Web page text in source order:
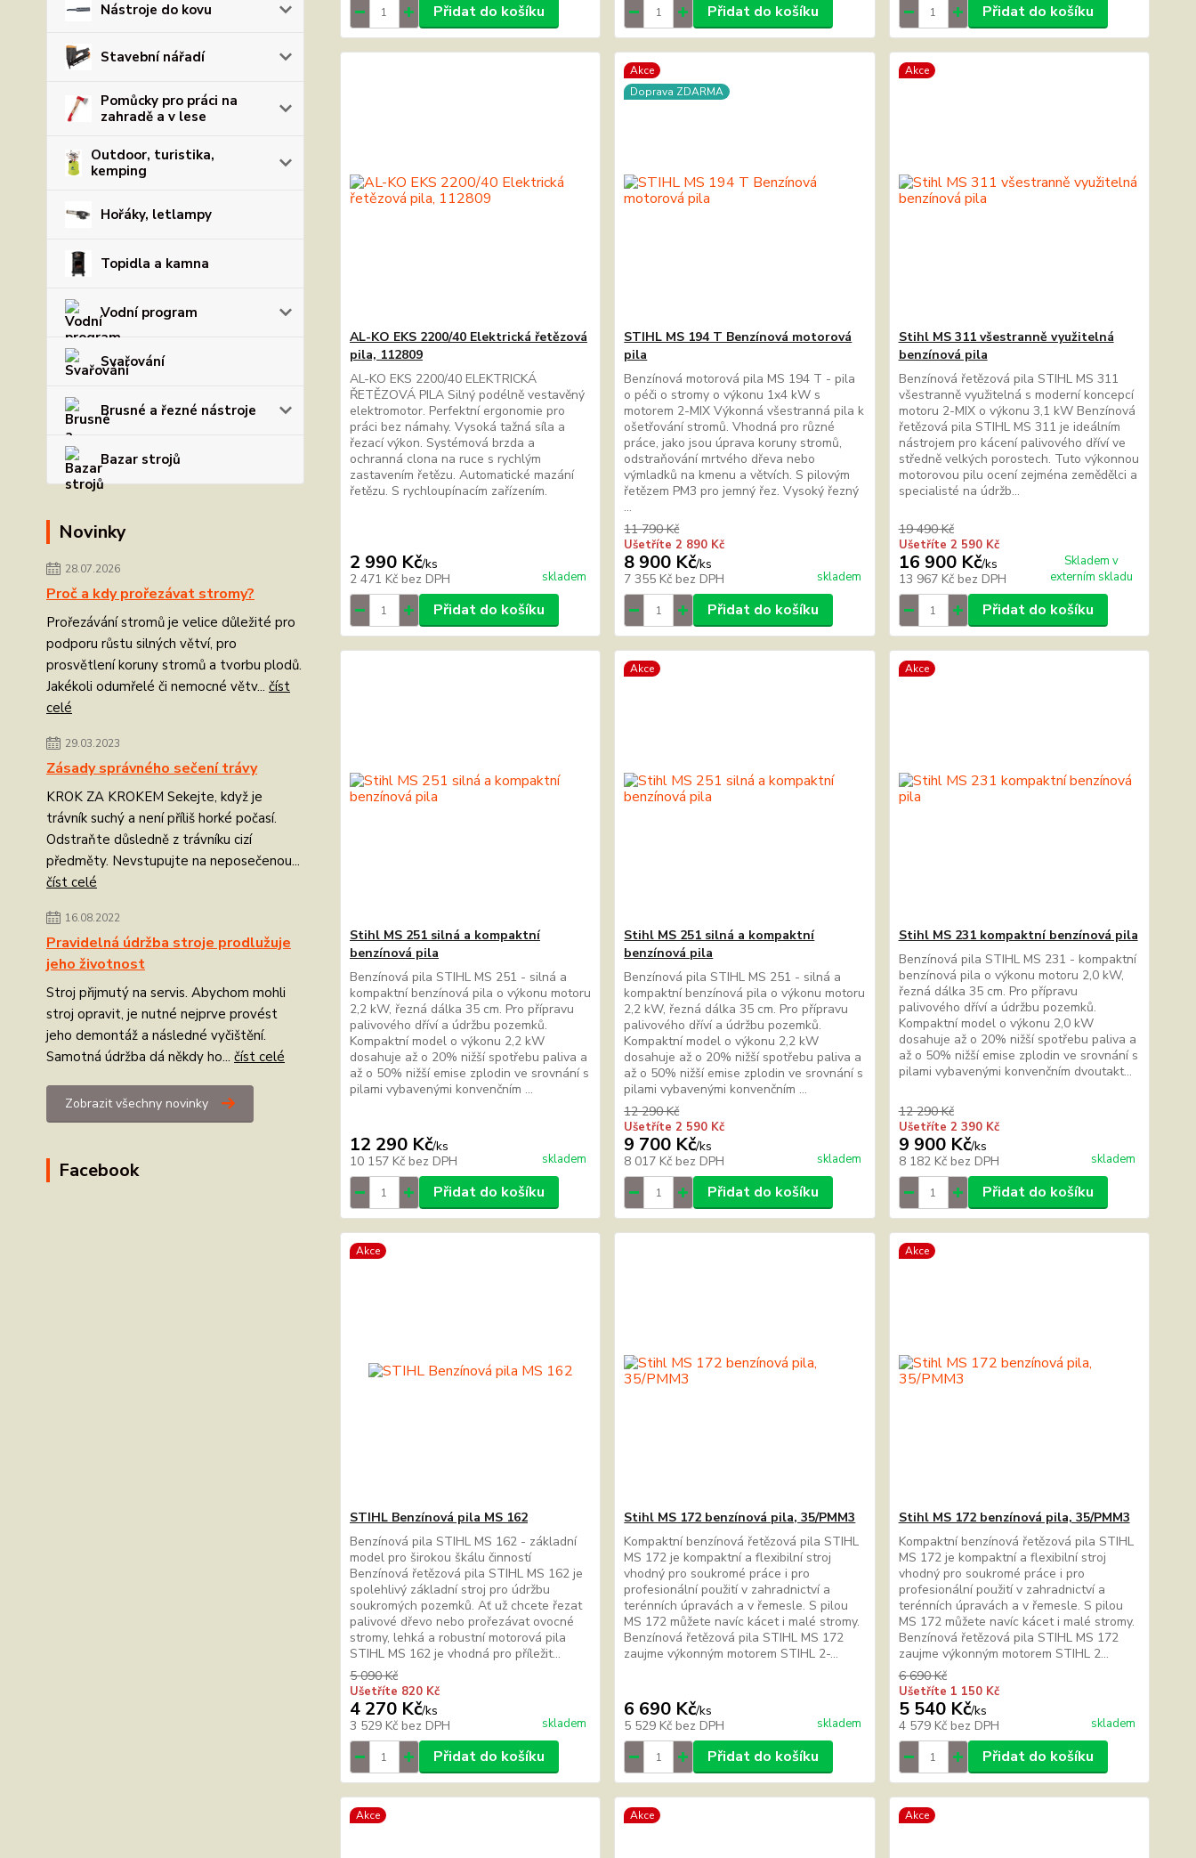
Nástroje do kovu
Stavební nářadí
Pomůcky pro práci na
zahradě a v lese
Outdoor, turistika,
kemping
Hořáky, letlampy
Topidla a kamna
Vodní program
Svařování
Brusné a řezné nástroje
Bazar strojů
Novinky
28.07.2026
Proč a kdy prořezávat stromy?
Prořezávání stromů je velice důležité pro
podporu růstu silných větví, pro
prosvětlení koruny stromů a tvorbu plodů.
Jakékoli odumřelé či nemocné větv... číst
celé
29.03.2023
Zásady správného sečení trávy
KROK ZA KROKEM Sekejte, když je
trávník suchý a není příliš horké počasí.
Odstraňte důsledně z trávníku cizí
předměty. Nevstupujte na neposečenou...
číst celé
16.08.2022
Pravidelná údržba stroje prodlužuje
jeho životnost
Stroj přijmutý na servis. Abychom mohli
stroj opravit, je nutné nejprve provést
jeho demontáž a následné vyčištění.
Samotná údržba dá někdy ho... číst celé
Zobrazit všechny novinky
Facebook
Přidat do košíku Přidat do košíku Přidat do košíku
AL-KO EKS 2200/40 Elektrická řetězová
pila, 112809
AL-KO EKS 2200/40 ELEKTRICKÁ
ŘETĚZOVÁ PILA Silný podélně vestavěný
elektromotor. Perfektní ergonomie pro
práci bez námahy. Vysoká tažná síla a
řezací výkon. Systémová brzda a
ochranná clona na ruce s rychlým
zastavením řetězu. Automatické mazání
řetězu. S rychloupínacím zařízením.
2 990 Kč/ks
2 471 Kč bez DPH skladem
Přidat do košíku
Akce
Doprava ZDARMA
STIHL MS 194 T Benzínová motorová
pila
Benzínová motorová pila MS 194 T - pila
o péči o stromy o výkonu 1x4 kW s
motorem 2-MIX Výkonná všestranná pila k
ošetřování stromů. Vhodná pro různé
práce, jako jsou úprava koruny stromů,
odstraňování mrtvého dřeva nebo
výmladků na kmenu a větvích. S pilovým
řetězem PM3 pro jemný řez. Vysoký řezný
...
11 790 Kč
Ušetříte 2 890 Kč
8 900 Kč/ks
7 355 Kč bez DPH skladem
Přidat do košíku
Akce
Stihl MS 311 všestranně využitelná
benzínová pila
Benzínová řetězová pila STIHL MS 311
všestranně využitelná s moderní koncepcí
motoru 2-MIX o výkonu 3,1 kW Benzínová
řetězová pila STIHL MS 311 je ideálním
nástrojem pro kácení palivového dříví ve
středně velkých porostech. Tuto výkonnou
motorovou pilu ocení zejména zemědělci a
specialisté na údržb...
19 490 Kč
Ušetříte 2 590 Kč
16 900 Kč/ks
13 967 Kč bez DPH
Skladem v
externím skladu
Přidat do košíku
Stihl MS 251 silná a kompaktní
benzínová pila
Benzínová pila STIHL MS 251 - silná a
kompaktní benzínová pila o výkonu motoru
2,2 kW, řezná dálka 35 cm. Pro přípravu
palivového dříví a údržbu pozemků.
Kompaktní model o výkonu 2,2 kW
dosahuje až o 20% nižší spotřebu paliva a
až o 50% nižší emise zplodin ve srovnání s
pilami vybavenými konvenčním ...
12 290 Kč/ks
10 157 Kč bez DPH skladem
Přidat do košíku
Akce
Stihl MS 251 silná a kompaktní
benzínová pila
Benzínová pila STIHL MS 251 - silná a
kompaktní benzínová pila o výkonu motoru
2,2 kW, řezná dálka 35 cm. Pro přípravu
palivového dříví a údržbu pozemků.
Kompaktní model o výkonu 2,2 kW
dosahuje až o 20% nižší spotřebu paliva a
až o 50% nižší emise zplodin ve srovnání s
pilami vybavenými konvenčním ...
12 290 Kč
Ušetříte 2 590 Kč
9 700 Kč/ks
8 017 Kč bez DPH skladem
Přidat do košíku
Akce
Stihl MS 231 kompaktní benzínová pila
Benzínová pila STIHL MS 231 - kompaktní
benzínová pila o výkonu motoru 2,0 kW,
řezná dálka 35 cm. Pro přípravu
palivového dříví a údržbu pozemků.
Kompaktní model o výkonu 2,0 kW
dosahuje až o 20% nižší spotřebu paliva a
až o 50% nižší emise zplodin ve srovnání s
pilami vybavenými konvenčním dvoutakt...
12 290 Kč
Ušetříte 2 390 Kč
9 900 Kč/ks
8 182 Kč bez DPH skladem
Přidat do košíku
Akce
STIHL Benzínová pila MS 162
Benzínová pila STIHL MS 162 - základní
model pro širokou škálu činností
Benzínová řetězová pila STIHL MS 162 je
spolehlivý základní stroj pro údržbu
soukromých pozemků. Ať už chcete řezat
palivové dřevo nebo prořezávat ovocné
stromy, lehká a robustní motorová pila
STIHL MS 162 je vhodná pro příležit...
5 090 Kč
Ušetříte 820 Kč
4 270 Kč/ks
3 529 Kč bez DPH skladem
Přidat do košíku
Stihl MS 172 benzínová pila, 35/PMM3
Kompaktní benzínová řetězová pila STIHL
MS 172 je kompaktní a flexibilní stroj
vhodný pro soukromé práce i pro
profesionální použití v zahradnictví a
terénních úpravách a v řemesle. S pilou
MS 172 můžete navíc kácet i malé stromy.
Benzínová řetězová pila STIHL MS 172
zaujme výkonným motorem STIHL 2-...
6 690 Kč/ks
5 529 Kč bez DPH skladem
Přidat do košíku
Akce
Stihl MS 172 benzínová pila, 35/PMM3
Kompaktní benzínová řetězová pila STIHL
MS 172 je kompaktní a flexibilní stroj
vhodný pro soukromé práce i pro
profesionální použití v zahradnictví a
terénních úpravách a v řemesle. S pilou
MS 172 můžete navíc kácet i malé stromy.
Benzínová řetězová pila STIHL MS 172
zaujme výkonným motorem STIHL 2...
6 690 Kč
Ušetříte 1 150 Kč
5 540 Kč/ks
4 579 Kč bez DPH skladem
Přidat do košíku
Akce Akce Akce